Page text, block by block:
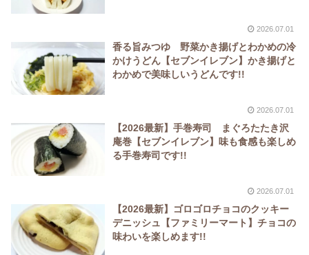
2026.07.01
香る旨みつゆ 野菜かき揚げとわかめの冷
かけうどん【セブンイレブン】かき揚げと
わかめで美味しいうどんです!!
2026.07.01
【2026最新】手巻寿司 まぐろたたき沢
庵巻【セブンイレブン】味も食感も楽しめ
る手巻寿司です!!
2026.07.01
【2026最新】ゴロゴロチョコのクッキー
デニッシュ【ファミリーマート】チョコの
味わいを楽しめます!!